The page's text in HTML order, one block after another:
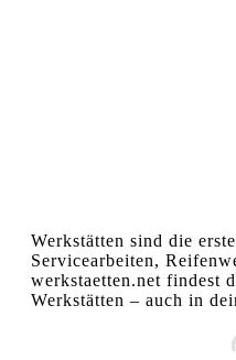
Werkstätten sind die
Servicearbeiten,
werkstaetten.net findest
Werkstätten – auch in